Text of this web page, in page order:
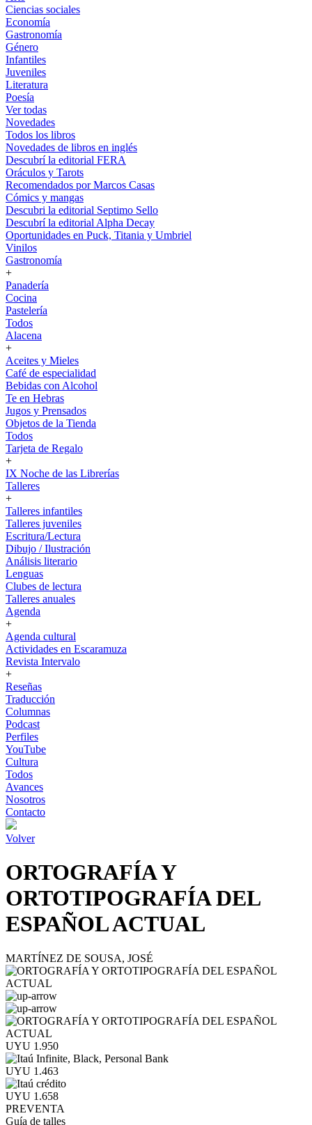
Ciencias sociales
Economía
Gastronomía
Género
Infantiles
Juveniles
Literatura
Poesía
Ver todas
Novedades
Todos los libros
Novedades de libros en inglés
Descubrí la editorial FERA
Oráculos y Tarots
Recomendados por Marcos Casas
Cómics y mangas
Descubri la editorial Septimo Sello
Descubrí la editorial Alpha Decay
Oportunidades en Puck, Titania y Umbriel
Vinilos
Gastronomía
+
Panadería
Cocina
Pastelería
Todos
Alacena
+
Aceites y Mieles
Café de especialidad
Bebidas con Alcohol
Te en Hebras
Jugos y Prensados
Objetos de la Tienda
Todos
Tarjeta de Regalo
+
IX Noche de las Librerías
Talleres
+
Talleres infantiles
Talleres juveniles
Escritura/Lectura
Dibujo / Ilustración
Análisis literario
Lenguas
Clubes de lectura
Talleres anuales
Agenda
+
Agenda cultural
Actividades en Escaramuza
Revista Intervalo
+
Reseñas
Traducción
Columnas
Podcast
Perfiles
YouTube
Cultura
Todos
Avances
Nosotros
Contacto
Volver
ORTOGRAFÍA Y
ORTOTIPOGRAFÍA DEL
ESPAÑOL ACTUAL
MARTÍNEZ DE SOUSA, JOSÉ
UYU 1.950
UYU 1.463
UYU 1.658
PREVENTA
Guía de talles